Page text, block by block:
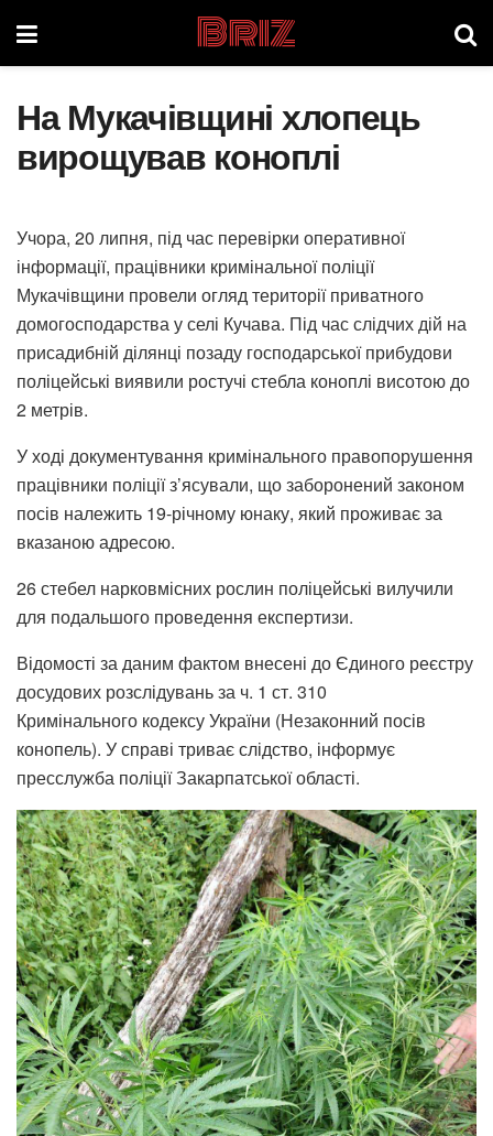
Briz
На Мукачівщині хлопець
вирощував коноплі
Учора, 20 липня, під час перевірки оперативної
інформації, працівники кримінальної поліції
Мукачівщини провели огляд території приватного
домогосподарства у селі Кучава. Під час слідчих дій на
присадибній ділянці позаду господарської прибудови
поліцейські виявили ростучі стебла коноплі висотою до
2 метрів.
У ході документування кримінального правопорушення
працівники поліції з’ясували, що заборонений законом
посів належить 19-річному юнаку, який проживає за
вказаною адресою.
26 стебел нарковмісних рослин поліцейські вилучили
для подальшого проведення експертизи.
Відомості за даним фактом внесені до Єдиного реєстру
досудових розслідувань за ч. 1 ст. 310
Кримінального кодексу України (Незаконний посів
конопель). У справі триває слідство, інформує
пресслужба поліції Закарпатської області.